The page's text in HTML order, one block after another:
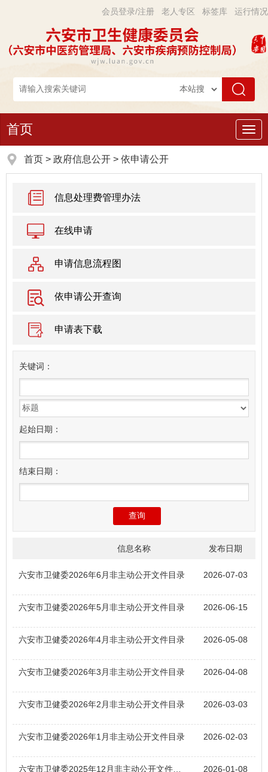
会员登录/注册 老人专区 标签库 运行情况
导
首页
首页 > 政府信息公开 > 依申请公开
信息处理费管理办法
在线申请
申请信息流程图
依申请公开查询
申请表下载
关键词：
起始日期：
结束日期：
信息名称 发布日期
六安市卫健委2026年6月非主动公开文件目录 2026-07-03
六安市卫健委2026年5月非主动公开文件目录 2026-06-15
六安市卫健委2026年4月非主动公开文件目录 2026-05-08
六安市卫健委2026年3月非主动公开文件目录 2026-04-08
六安市卫健委2026年2月非主动公开文件目录 2026-03-03
六安市卫健委2026年1月非主动公开文件目录 2026-02-03
2026-01-08